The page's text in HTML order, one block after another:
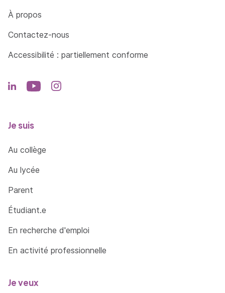
Côté Formations
À propos
Contactez-nous
Accessibilité : partiellement conforme
Je suis
Au collège
Au lycée
Parent
Étudiant.e
En recherche d'emploi
En activité professionnelle
Je veux